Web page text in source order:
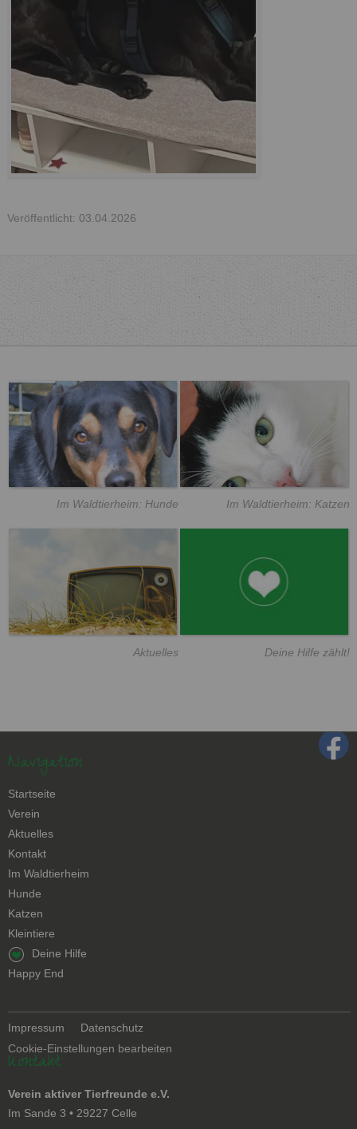
Veröffentlicht: 03.04.2026
Im Waldtierheim: Hunde Im Waldtierheim: Katzen
Aktuelles Deine Hilfe zählt!
Navigation
Navigation
überspringen
Startseite
Verein
Aktuelles
Kontakt
Navigation
überspringen
Im Waldtierheim
Hunde
Katzen
Kleintiere
Navigation
überspringen
Deine Hilfe
Happy End
Navigation
überspringen
Impressum
Datenschutz
Cookie-Einstellungen bearbeiten
Kontakt
Verein aktiver Tierfreunde e.V.
Im Sande 3 • 29227 Celle